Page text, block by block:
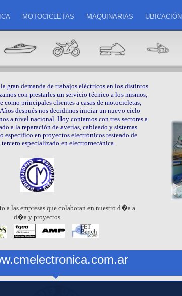
MOTOCICLETAS MAQUINARIAS UBICACIÓN
gran demanda de trabajos eléctricos en los distintos
con prestarles un servicio técnico a los mismos,
como principales clientes a casas de motocicletas,
después nos decidimos iniciar un nuevo ciclo
a nivel nacional. Hoy contamos con tres sectores a
a la reparación de averías, cableado y sistemas
especifico en proyectos electrónicos testeado de
especializado en electromecánica.
a las empresas que colaboran en nuestro d�a a
d�a y proyectos